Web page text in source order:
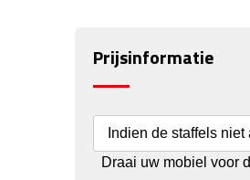
Prijsinformatie
Indien de staffels
Draai uw mobiel voor